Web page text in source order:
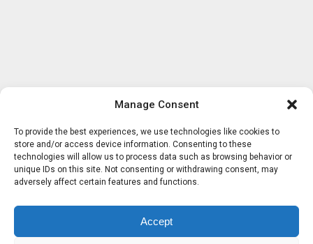
Manage Consent
To provide the best experiences, we use technologies like cookies to
store and/or access device information. Consenting to these
technologies will allow us to process data such as browsing behavior or
unique IDs on this site. Not consenting or withdrawing consent, may
adversely affect certain features and functions.
Accept